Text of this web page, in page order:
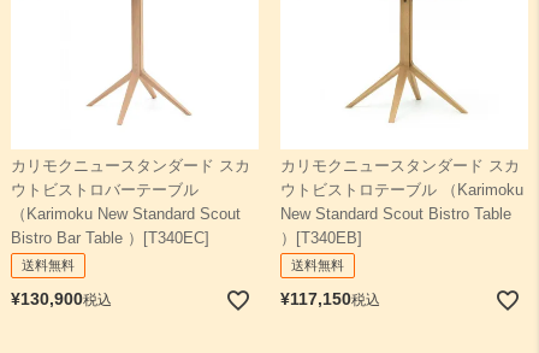
カリモクニュースタンダード スカ
ウトビストロバーテーブル
（Karimoku New Standard Scout
Bistro Bar Table ）[T340EC]
送料無料
¥130,900税込
カリモクニュースタンダード スカ
ウトビストロテーブル （Karimoku
New Standard Scout Bistro Table
）[T340EB]
送料無料
¥117,150税込